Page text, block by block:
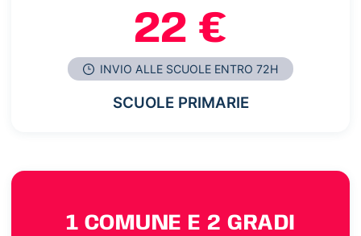
22 €
INVIO ALLE SCUOLE ENTRO 72H
SCUOLE PRIMARIE
1 COMUNE E 2 GRADI